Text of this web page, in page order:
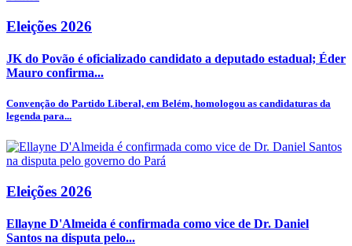
Eleições 2026
JK do Povão é oficializado candidato a deputado estadual; Éder
Mauro confirma...
Convenção do Partido Liberal, em Belém, homologou as candidaturas da
legenda para...
Eleições 2026
Ellayne D'Almeida é confirmada como vice de Dr. Daniel
Santos na disputa pelo...